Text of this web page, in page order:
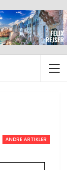
ANDRE ARTIKLER